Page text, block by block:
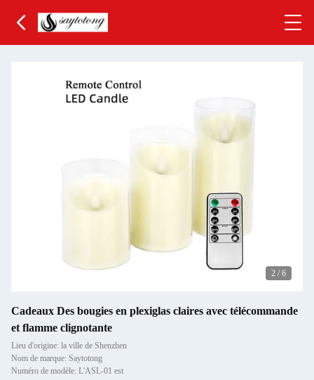
3 / 6
Cadeaux Des bougies en plexiglas claires avec télécommande
et flamme clignotante
Lieu d'origine: la ville de Shenzhen
Nom de marque: Saytotong
Numéro de modèle: L'ASL-01 est